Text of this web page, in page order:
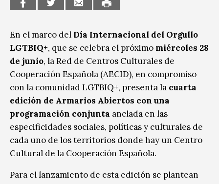
En el marco del Día Internacional del Orgullo
LGTBIQ+, que se celebra el próximo miércoles 28
de junio, la Red de Centros Culturales de
Cooperación Española (AECID), en compromiso
con la comunidad LGTBIQ+, presenta la cuarta
edición de Armarios Abiertos con una
programación conjunta anclada en las
especificidades sociales, políticas y culturales de
cada uno de los territorios donde hay un Centro
Cultural de la Cooperación Española.
Para el lanzamiento de esta edición se plantean